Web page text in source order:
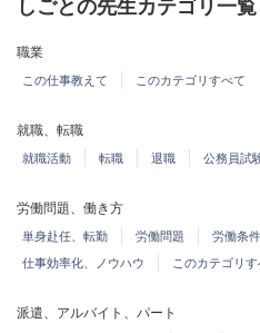
しごとの先生カテゴリ一覧
職業
この仕事教えて このカテゴリすべて
就職、転職
就職活動 転職 退職 公務員試
労働問題、働き方
単身赴任、転勤 労働問題 労働条
仕事効率化、ノウハウ
このカテゴリす
派遣、アルバイト、パート